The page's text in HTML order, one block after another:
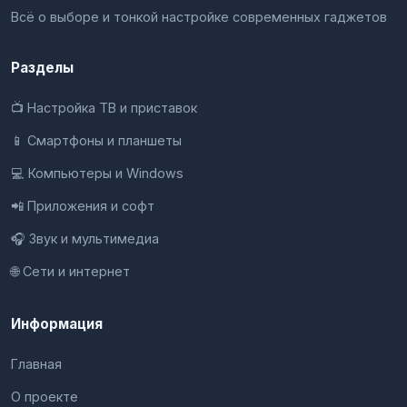
Всё о выборе и тонкой настройке современных гаджетов
Разделы
📺 Настройка ТВ и приставок
📱 Смартфоны и планшеты
💻 Компьютеры и Windows
📲 Приложения и софт
🎧 Звук и мультимедиа
🌐 Сети и интернет
Информация
Главная
О проекте